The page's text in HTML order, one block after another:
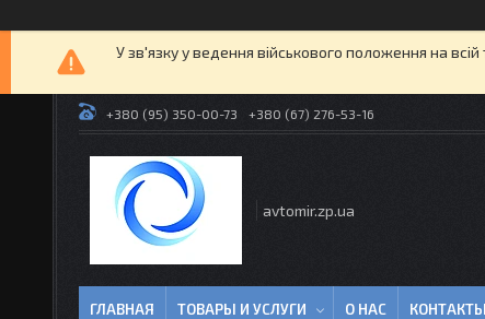
У зв'язку у ведення військового положення на всій
+380 (95) 350-00-73 +380 (67) 276-53-16
avtomir.zp.ua
ГЛАВНАЯ ТОВАРЫ И УСЛУГИ О НАС КОНТАКТЫ